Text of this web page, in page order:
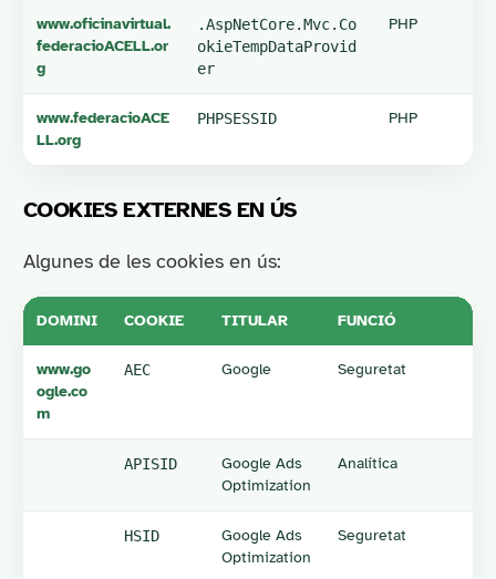
www.oficinavirtual.
federacioACELL.or
g
.AspNetCore.Mvc.Co
okieTempDataProvid
er
PHP
www.federacioACE
LL.org
PHPSESSID PHP
COOKIES EXTERNES EN ÚS
Algunes de les cookies en ús:
DOMINI COOKIE TITULAR FUNCIÓ
www.go
ogle.co
m
AEC Google Seguretat
APISID
Google Ads
Optimization
Analítica
HSID
Google Ads
Optimization
Seguretat